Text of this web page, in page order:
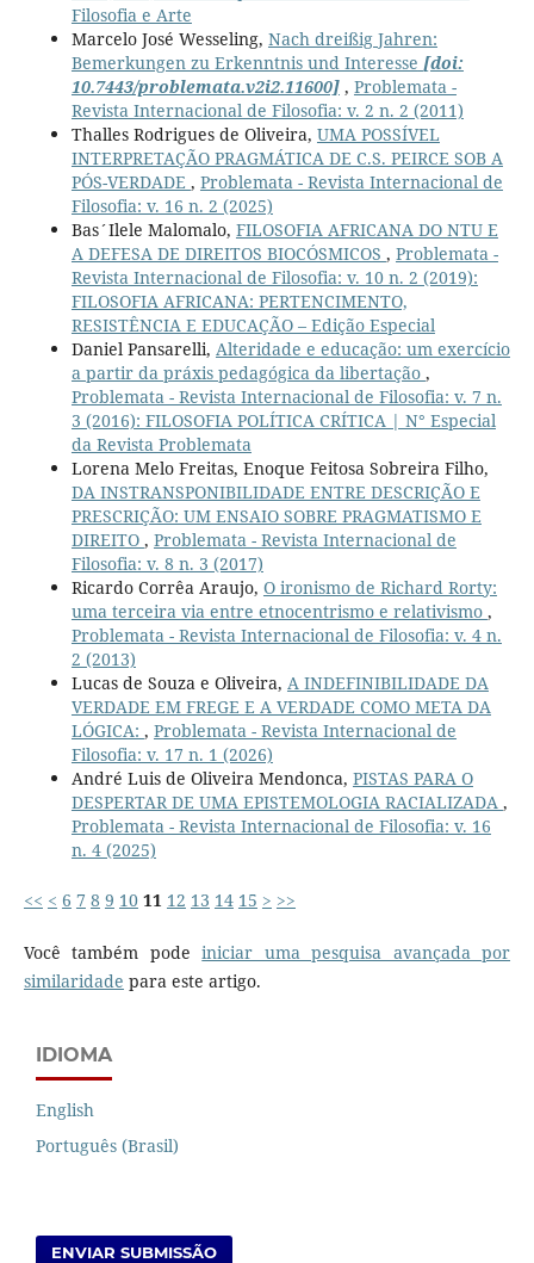
Filosofia e Arte
Marcelo José Wesseling, Nach dreißig Jahren:
Bemerkungen zu Erkenntnis und Interesse [doi:
10.7443/problemata.v2i2.11600], Problemata -
Revista Internacional de Filosofia: v. 2 n. 2 (2011)
Thalles Rodrigues de Oliveira, UMA POSSÍVEL
INTERPRETAÇÃO PRAGMÁTICA DE C.S. PEIRCE SOB A
PÓS-VERDADE , Problemata - Revista Internacional de
Filosofia: v. 16 n. 2 (2025)
Bas´Ilele Malomalo, FILOSOFIA AFRICANA DO NTU E
A DEFESA DE DIREITOS BIOCÓSMICOS , Problemata -
Revista Internacional de Filosofia: v. 10 n. 2 (2019):
FILOSOFIA AFRICANA: PERTENCIMENTO,
RESISTÊNCIA E EDUCAÇÃO – Edição Especial
Daniel Pansarelli, Alteridade e educação: um exercício
a partir da práxis pedagógica da libertação ,
Problemata - Revista Internacional de Filosofia: v. 7 n.
3 (2016): FILOSOFIA POLÍTICA CRÍTICA | N° Especial
da Revista Problemata
Lorena Melo Freitas, Enoque Feitosa Sobreira Filho,
DA INSTRANSPONIBILIDADE ENTRE DESCRIÇÃO E
PRESCRIÇÃO: UM ENSAIO SOBRE PRAGMATISMO E
DIREITO , Problemata - Revista Internacional de
Filosofia: v. 8 n. 3 (2017)
Ricardo Corrêa Araujo, O ironismo de Richard Rorty:
uma terceira via entre etnocentrismo e relativismo ,
Problemata - Revista Internacional de Filosofia: v. 4 n.
2 (2013)
Lucas de Souza e Oliveira, A INDEFINIBILIDADE DA
VERDADE EM FREGE E A VERDADE COMO META DA
LÓGICA: , Problemata - Revista Internacional de
Filosofia: v. 17 n. 1 (2026)
André Luis de Oliveira Mendonca, PISTAS PARA O
DESPERTAR DE UMA EPISTEMOLOGIA RACIALIZADA ,
Problemata - Revista Internacional de Filosofia: v. 16
n. 4 (2025)
<< < 6 7 8 9 10 11 12 13 14 15 > >>
Você também podeiniciar uma pesquisa avançada por
similaridade para este artigo.
IDIOMA
English
Português (Brasil)
ENVIAR SUBMISSÃO